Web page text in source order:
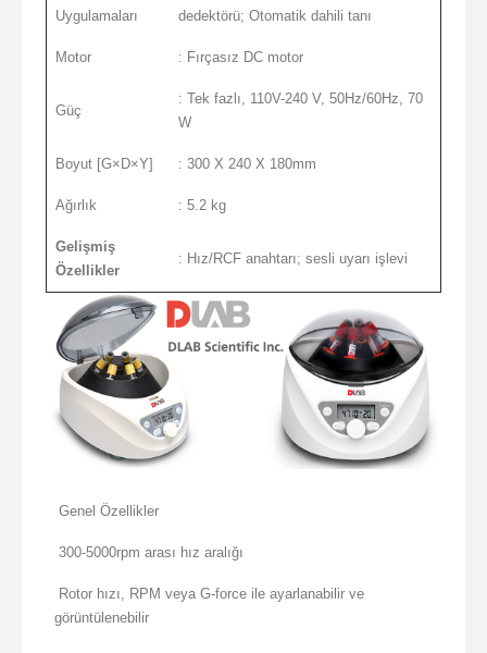
Uygulamaları
dedektörü; Otomatik dahili tanı
Motor : Fırçasız DC motor
Güç
: Tek fazlı, 110V-240 V, 50Hz/60Hz, 70
W
Boyut [G×D×Y] : 300 X 240 X 180mm
Ağırlık : 5.2 kg
Gelişmiş
Özellikler
: Hız/RCF anahtarı; sesli uyarı işlevi
Genel Özellikler
300-5000rpm arası hız aralığı
Rotor hızı, RPM veya G-force ile ayarlanabilir ve
görüntülenebilir